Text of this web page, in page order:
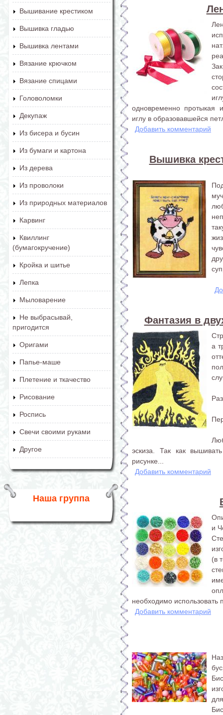
Вышивание крестиком
Вышивка гладью
Вышивка лентами
Вязание крючком
Вязание спицами
Головоломки
Декупаж
Из бисера и бусин
Из бумаги и картона
Из дерева
Из проволоки
Из природных материалов
Карвинг
Квиллинг
(бумагокручение)
Кройка и шитье
Лепка
Мыловарение
Не выбрасывай,
пригодится
Оригами
Папье-маше
Плетение и ткачество
Рисование
Роспись
Свечи своими руками
Другое
Наша группа
одновременно протыкая
иглу в образовавшейся
Добавить комментарий
Вышивка
Фантазия в
а
эскиза. Так как
рисунке...
Добавить комментарий
и
(в
необходимо использовать
Добавить комментарий